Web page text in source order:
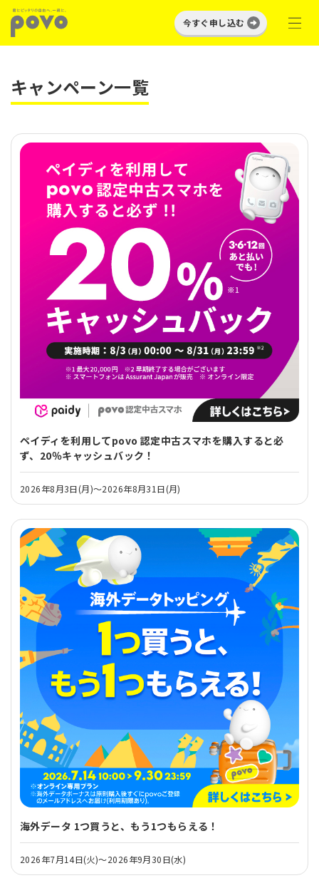
今すぐ申し込む
キャンペーン一覧
ペイディを利用してpovo 認定中古スマホを購入すると必
ず、20％キャッシュバック！
2026年8月3日(月)～2026年8月31日(月)
海外データ 1つ買うと、もう1つもらえる！
2026年7月14日(火)～2026年9月30日(水)